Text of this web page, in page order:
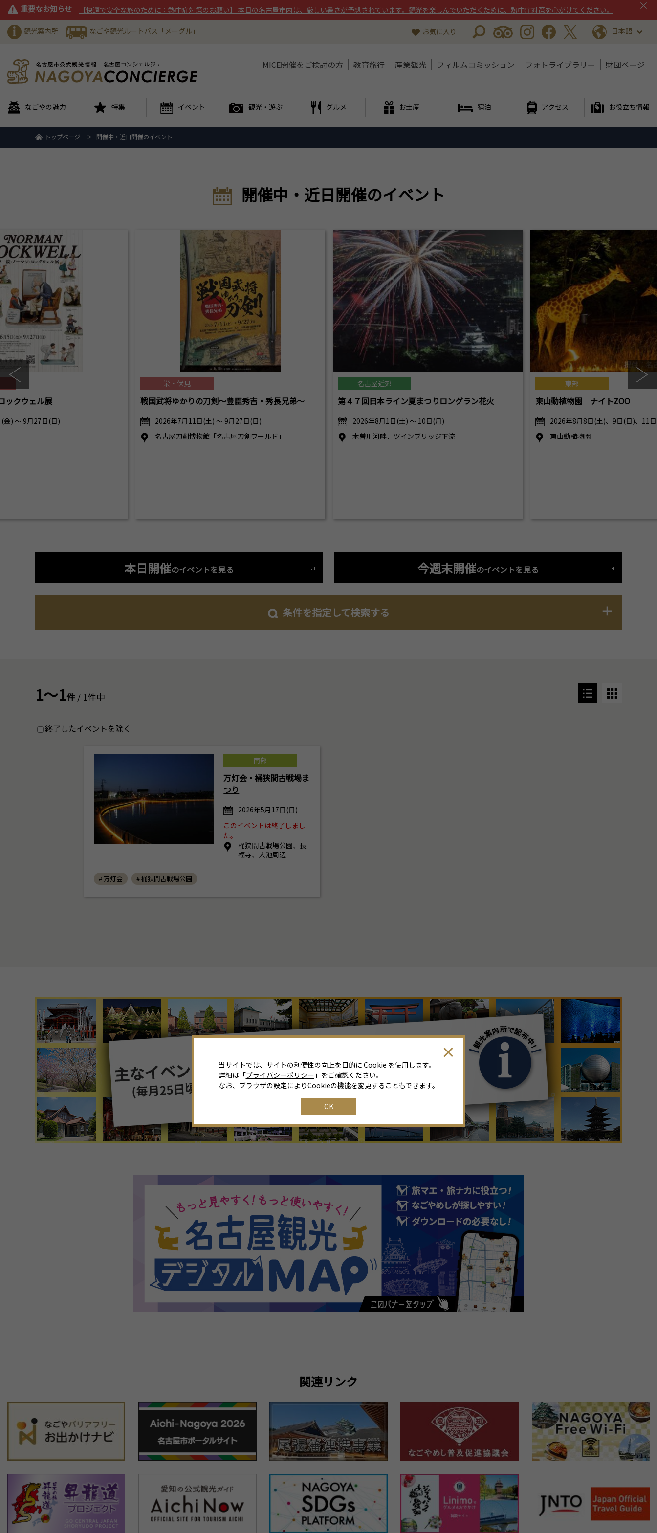
重要なお知らせ 【快適で安全な旅のために：熱中症対策のお願い】 本日の名古屋市内は、厳しい暑さが予想されています。観光を楽しんでいただくために、熱中症対策を心がけてください。
観光案内所 なごや観光ルートバス「メーグル」 お気に入り 日本語
MICE開催をご検討の方 教育旅行 産業観光 フィルムコミッション フォトライブラリー 財団ページ
なごやの魅力 特集 イベント 観光・遊ぶ グルメ お土産 宿泊 アクセス お役立ち情報
トップページ 開催中・近日開催のイベント
開催中・近日開催のイベント
ックウェル展
金) ～ 9月27日(日)
栄・伏見
戦国武将ゆかりの刀剣～豊臣秀吉・秀長兄弟～
2026年7月11日(土) ～ 9月27日(日)
名古屋刀剣博物館「名古屋刀剣ワールド」
名古屋近郊
第４７回日本ライン夏まつりロングラン花火
2026年8月1日(土) ～ 10日(月)
木曽川河畔、ツインブリッジ下流
東部
東山動植物園 ナイトZOO
2026年8月8日(土)、9日(日)、11
東山動植物園
本日開催のイベントを見る 今週末開催のイベントを見る
2026年7月
日 月 火 水 木 金
土
28
29 30 1 2 3 4
5 6
12 13 15 16 17
19 20 21 22
26 27 28 30 31 1
2026年8月
日 月 火 水 木 金
土
26
27
9 10 11 12 13 14
18 19 20
23 24 25 26 27 28 29
30 31 1 2 3 4 5
2026年9月
月 火 水 木 金
土
31 1 2 3 4 5
6 7 8 12
14 15 16 17 18 19
22 23 24 25 26
27 28 29 30 1 3
条件を指定して検索する
1～1件/ 1件中
終了したイベントを除く
南部
万灯会・桶狭間古戦場ま
つり
2026年5月17日(日)
このイベントは終了しまし
た。
桶狭間古戦場公園、長
福寺、大池周辺
# 万灯会 # 桶狭間古戦場公園
関連リンク
当サイトでは、サイトの利便性の向上を目的に Cookie を使用します。
詳細は「プライバシーポリシー 」をご確認ください。
なお、ブラウザの設定によりCookieの機能を変更することもできます。
OK